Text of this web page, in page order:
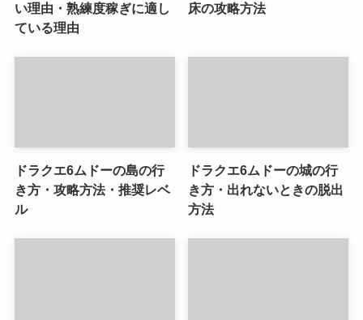
い理由・熟練度稼ぎに適し
ている理由
床の攻略方法
ドラクエ6ムドーの島の行
き方・攻略方法・推奨レベ
ル
ドラクエ6ムドーの城の行
き方・出れないときの脱出
方法